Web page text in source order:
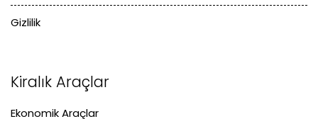
Gizlilik
Kiralık Araçlar
Ekonomik Araçlar